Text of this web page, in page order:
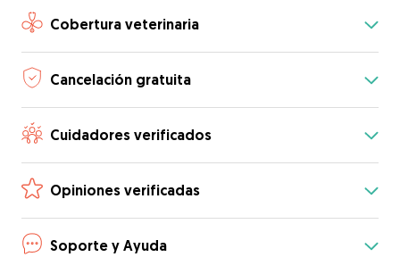
Cobertura veterinaria
Cancelación gratuita
Cuidadores verificados
Opiniones verificadas
Soporte y Ayuda